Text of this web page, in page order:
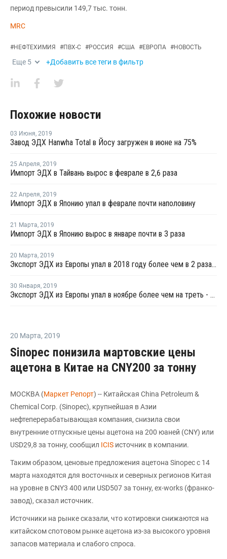
период превысили 149,7 тыс. тонн.
MRC
#НЕФТЕХИМИЯ #ПВХ-С #РОССИЯ #США #ЕВРОПА #НОВОСТЬ
Еще 5 +Добавить все теги в фильтр
Похожие новости
03 Июня, 2019
Завод ЭДХ Hanwha Total в Йосу загружен в июне на 75%
25 Апреля, 2019
Импорт ЭДХ в Тайвань вырос в феврале в 2,6 раза
22 Апреля, 2019
Импорт ЭДХ в Японию упал в феврале почти наполовину
21 Марта, 2019
Импорт ЭДХ в Японию вырос в январе почти в 3 раза
20 Марта, 2019
Экспорт ЭДХ из Европы упал в 2018 году более чем в 2 раза - Евростат
30 Января, 2019
Экспорт ЭДХ из Европы упал в ноябре более чем на треть - Евростат
20 Марта, 2019
Sinopec понизила мартовские цены
ацетона в Китае на CNY200 за тонну
МОСКВА (Маркет Репорт) -- Китайская China Petroleum &
Chemical Corp. (Sinopec), крупнейшая в Азии
нефтеперерабатывающая компания, снизила свои
внутренние отпускные цены ацетона на 200 юаней (CNY) или
USD29,8 за тонну, сообщил ICIS источник в компании.
Таким образом, ценовые предложения ацетона Sinopec с 14
марта находятся для восточных и северных регионов Китая
на уровне в CNY3 400 или USD507 за тонну, ex-works (франко-
завод), сказал источник.
Источники на рынке сказали, что котировки снижаются на
китайском спотовом рынке ацетона из-за высокого уровня
запасов материала и слабого спроса.